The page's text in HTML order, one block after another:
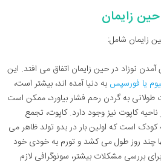
زایمان
زایمان شامل:
آمدن نوزاد در حین زایمان اتفاق می افتد. این
یا فورسپس به دنیا آمده اند، بیشتر است،
به گردن رحم فشار بیاورد، ممکن است
کاپوت نیز وجود دارد. کاپوت، تجمع
است که اولین بار در بدو تولد ظاهر می
چند روز طول می کشد و تورم به خودی خود
بررسی مشکلات بیشتر، سونوگرافی لازم